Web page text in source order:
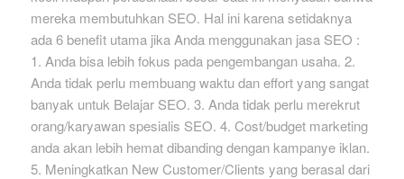
mereka membutuhkan SEO. Hal ini karena setidaknya
ada 6 benefit utama jika Anda menggunakan jasa SEO :
1. Anda bisa lebih fokus pada pengembangan usaha. 2.
Anda tidak perlu membuang waktu dan effort yang sangat
banyak untuk Belajar SEO. 3. Anda tidak perlu merekrut
orang/karyawan spesialis SEO. 4. Cost/budget marketing
anda akan lebih hemat dibanding dengan kampanye iklan.
5. Meningkatkan New Customer/Clients yang berasal dari